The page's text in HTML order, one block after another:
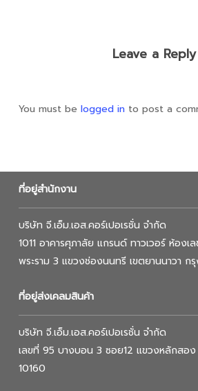
Leave a Reply
You must be logged into post a
ที่อยู่สำนักงาน
บริษัท จี.เอ็ม.เอส.คอร์เปอเรชั่น จำกัด
1011 อาคารศุภาลัย แกรนด์ ทาวเวอร์ ห้อง
พระราม 3 แขวงช่องนนทรี เขตยานนาวา ก
ที่อยู่ส่งเคลมสินค้า
บริษัท จี.เอ็ม.เอส.คอร์เปอเรชั่น จำกัด
เลขที่ 95 บางบอน 3 ซอย12 แขวงหลักสอง
10160